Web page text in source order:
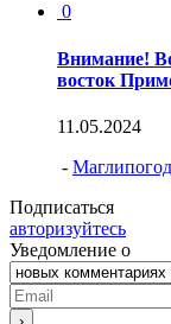
0
Внимание!
восток
11.05.2024
-
Подписаться
авторизуйтесь
Уведомление о